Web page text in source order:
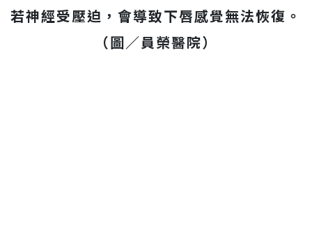
若神經受壓迫，會導致下唇感覺無法恢復。
（圖／員榮醫院）